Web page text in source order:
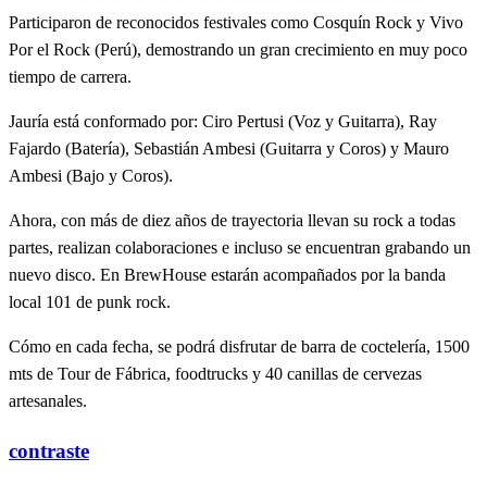
Participaron de reconocidos festivales como Cosquín Rock y Vivo
Por el Rock (Perú), demostrando un gran crecimiento en muy poco
tiempo de carrera.
Jauría está conformado por: Ciro Pertusi (Voz y Guitarra), Ray
Fajardo (Batería), Sebastián Ambesi (Guitarra y Coros) y Mauro
Ambesi (Bajo y Coros).
Ahora, con más de diez años de trayectoria llevan su rock a todas
partes, realizan colaboraciones e incluso se encuentran grabando un
nuevo disco. En BrewHouse estarán acompañados por la banda
local 101 de punk rock.
Cómo en cada fecha, se podrá disfrutar de barra de coctelería, 1500
mts de Tour de Fábrica, foodtrucks y 40 canillas de cervezas
artesanales.
contraste